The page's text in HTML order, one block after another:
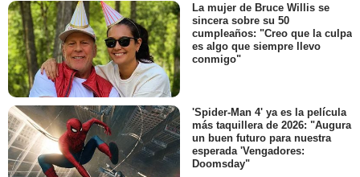
La mujer de Bruce Willis se
sincera sobre su 50
cumpleaños: "Creo que la culpa
es algo que siempre llevo
conmigo"
'Spider-Man 4' ya es la película
más taquillera de 2026: "Augura
un buen futuro para nuestra
esperada 'Vengadores:
Doomsday"